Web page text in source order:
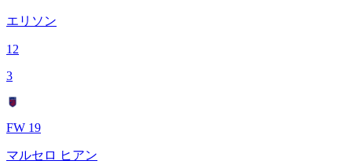
エリソン
12
3
FW 19
マルセロ ヒアン